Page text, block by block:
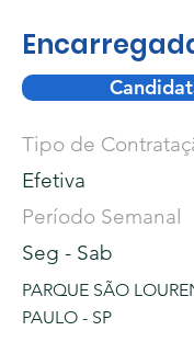
Tipo de
Efetiva
Período Semanal
Seg - Sab
PARQUE SÃO
PAULO - SP